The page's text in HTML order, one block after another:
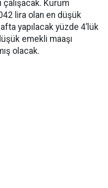
Kurum
lira olan en düşük
yapılacak yüzde 4’lük
emekli maaşı
olacak.